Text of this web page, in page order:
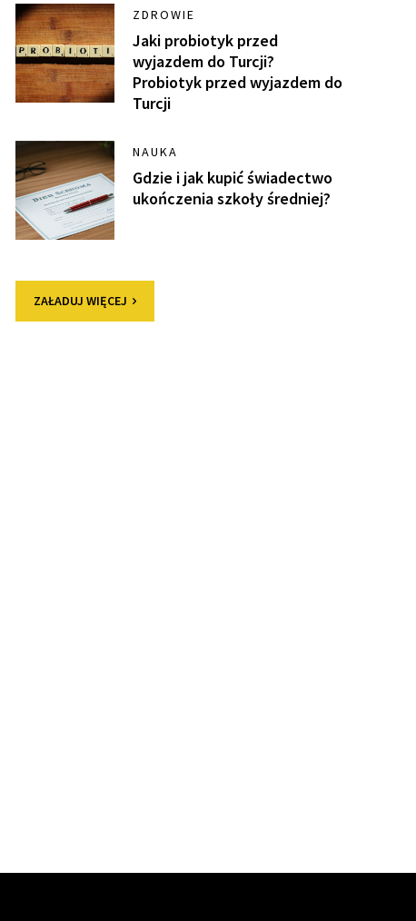
ZDROWIE
Jaki probiotyk przed
wyjazdem do Turcji?
Probiotyk przed wyjazdem do
Turcji
NAUKA
Gdzie i jak kupić świadectwo
ukończenia szkoły średniej?
ZAŁADUJ WIĘCEJ